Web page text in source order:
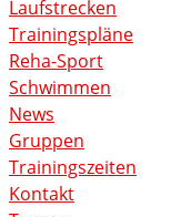
Laufstrecken
Trainingspläne
Reha-Sport
Schwimmen
News
Gruppen
Trainingszeiten
Kontakt